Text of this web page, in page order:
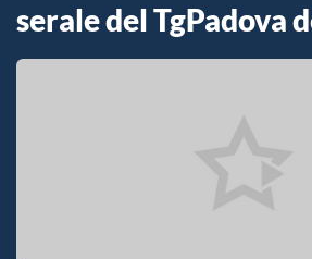
serale del TgPadova